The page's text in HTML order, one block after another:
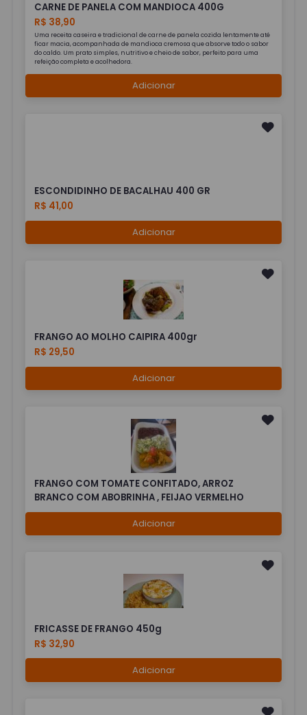
CARNE DE PANELA COM MANDIOCA 400G
R$ 38,90
Uma receita caseira e tradicional de carne de panela cozida lentamente até
ficar macia, acompanhada de mandioca cremosa que absorve todo o sabor
do caldo. Um prato simples, nutritivo e cheio de sabor, perfeito para uma
refeição completa e acolhedora.
Adicionar
ESCONDIDINHO DE BACALHAU 400 GR
R$ 41,00
Adicionar
FRANGO AO MOLHO CAIPIRA 400gr
R$ 29,50
Adicionar
FRANGO COM TOMATE CONFITADO, ARROZ
BRANCO COM ABOBRINHA , FEIJAO VERMELHO
Adicionar
FRICASSE DE FRANGO 450g
R$ 32,90
Adicionar